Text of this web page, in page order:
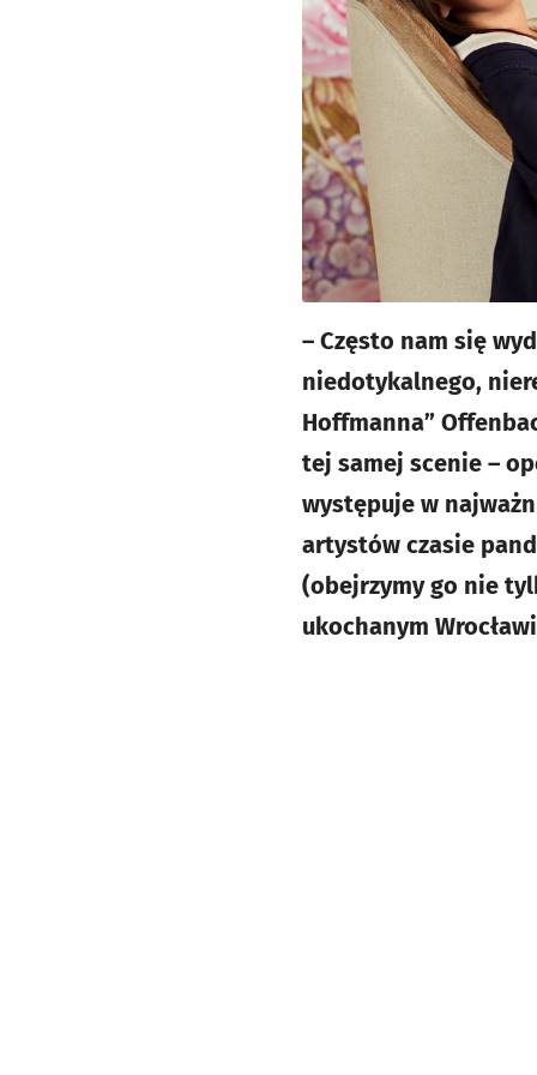
– Często nam się
niedotykalnego,
Hoffmanna”
tej samej scenie –
występuje w
artystów czasie
(obejrzymy go nie
ukochanym